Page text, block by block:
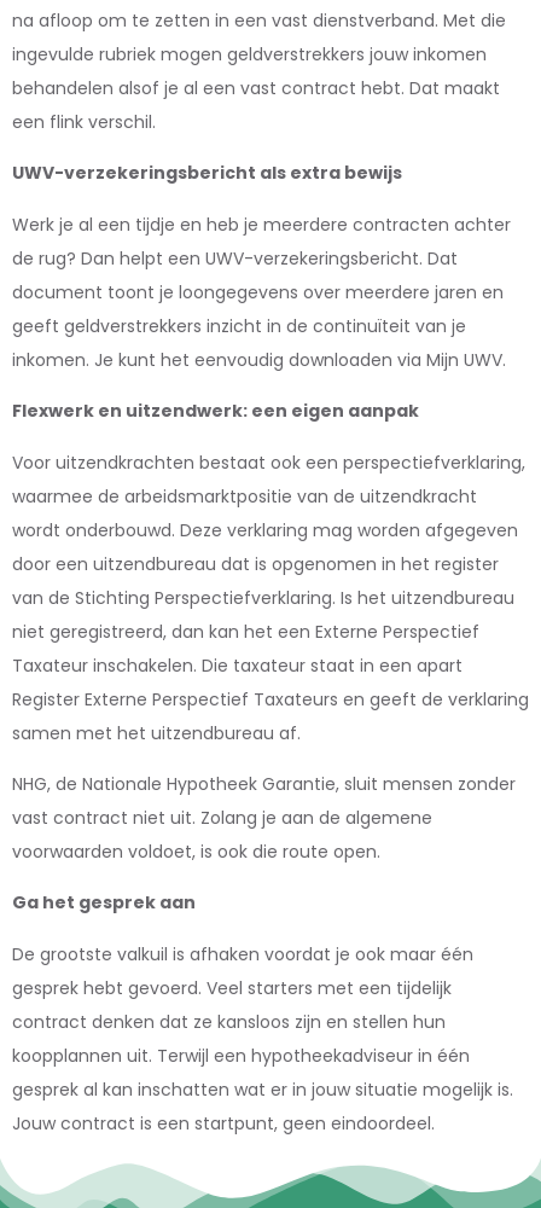
na afloop om te zetten in een vast dienstverband. Met die
ingevulde rubriek mogen geldverstrekkers jouw inkomen
behandelen alsof je al een vast contract hebt. Dat maakt
een flink verschil.
UWV-verzekeringsbericht als extra bewijs
Werk je al een tijdje en heb je meerdere contracten achter
de rug? Dan helpt een UWV-verzekeringsbericht. Dat
document toont je loongegevens over meerdere jaren en
geeft geldverstrekkers inzicht in de continuïteit van je
inkomen. Je kunt het eenvoudig downloaden via Mijn UWV.
Flexwerk en uitzendwerk: een eigen aanpak
Voor uitzendkrachten bestaat ook een perspectiefverklaring,
waarmee de arbeidsmarktpositie van de uitzendkracht
wordt onderbouwd. Deze verklaring mag worden afgegeven
door een uitzendbureau dat is opgenomen in het register
van de Stichting Perspectiefverklaring. Is het uitzendbureau
niet geregistreerd, dan kan het een Externe Perspectief
Taxateur inschakelen. Die taxateur staat in een apart
Register Externe Perspectief Taxateurs en geeft de verklaring
samen met het uitzendbureau af.
NHG, de Nationale Hypotheek Garantie, sluit mensen zonder
vast contract niet uit. Zolang je aan de algemene
voorwaarden voldoet, is ook die route open.
Ga het gesprek aan
De grootste valkuil is afhaken voordat je ook maar één
gesprek hebt gevoerd. Veel starters met een tijdelijk
contract denken dat ze kansloos zijn en stellen hun
koopplannen uit. Terwijl een hypotheekadviseur in één
gesprek al kan inschatten wat er in jouw situatie mogelijk is.
Jouw contract is een startpunt, geen eindoordeel.